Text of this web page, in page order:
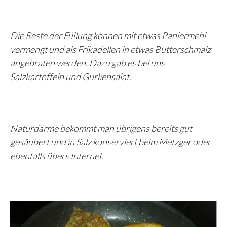
Die Reste der Füllung können mit etwas Paniermehl
vermengt und als Frikadellen in etwas Butterschmalz
angebraten werden. Dazu gab es bei uns
Salzkartoffeln und Gurkensalat.
Naturdärme bekommt man übrigens bereits gut
gesäubert und in Salz konserviert beim Metzger oder
ebenfalls übers Internet.